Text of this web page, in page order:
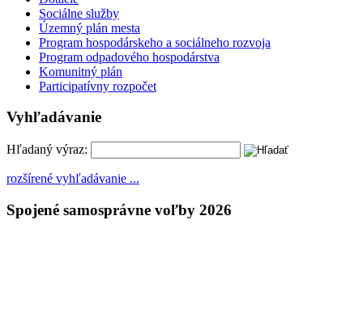
Sociálne služby
Územný plán mesta
Program hospodárskeho a sociálneho rozvoja
Program odpadového hospodárstva
Komunitný plán
Participatívny rozpočet
Vyhľadávanie
Hľadaný výraz:
rozšírené vyhľadávanie ...
Spojené samosprávne voľby 2026